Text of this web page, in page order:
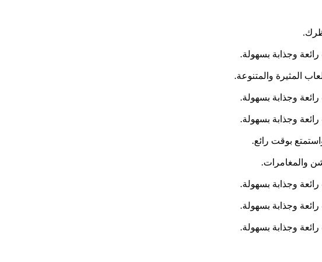
بوقت رائع.
والمغامرات.